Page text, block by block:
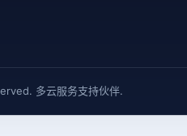
多云服务支持伙伴.